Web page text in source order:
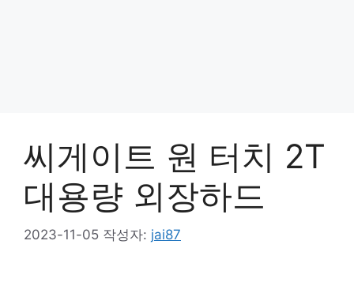
씨게이트 원 터치 2T
대용량 외장하드
2023-11-05 작성자: jai87